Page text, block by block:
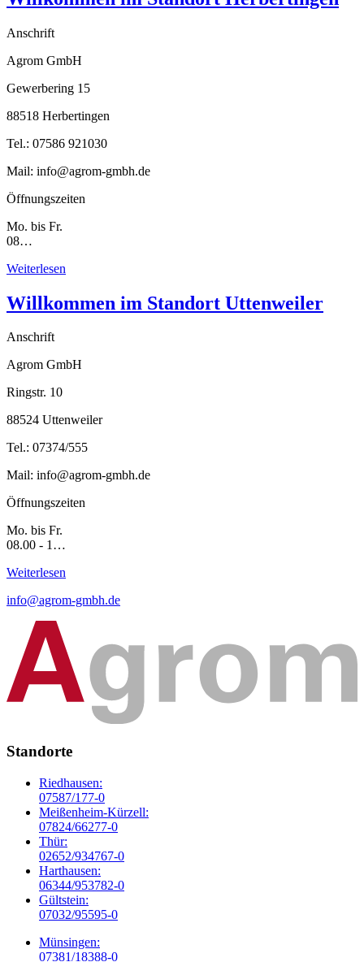
Anschrift
Agrom GmbH
Gewerbering 15
88518 Herbertingen
Tel.: 07586 921030
Mail: info@agrom-gmbh.de
Öffnungszeiten
Mo. bis Fr.
08…
Weiterlesen
Willkommen im Standort Uttenweiler
Anschrift
Agrom GmbH
Ringstr. 10
88524 Uttenweiler
Tel.: 07374/555
Mail: info@agrom-gmbh.de
Öffnungszeiten
Mo. bis Fr.
08.00 - 1…
Weiterlesen
info@agrom-gmbh.de
Standorte
Riedhausen:
07587/177-0
Meißenheim-Kürzell:
07824/66277-0
Thür:
02652/934767-0
Harthausen:
06344/953782-0
Gültstein:
07032/95595-0
Münsingen:
07381/18388-0